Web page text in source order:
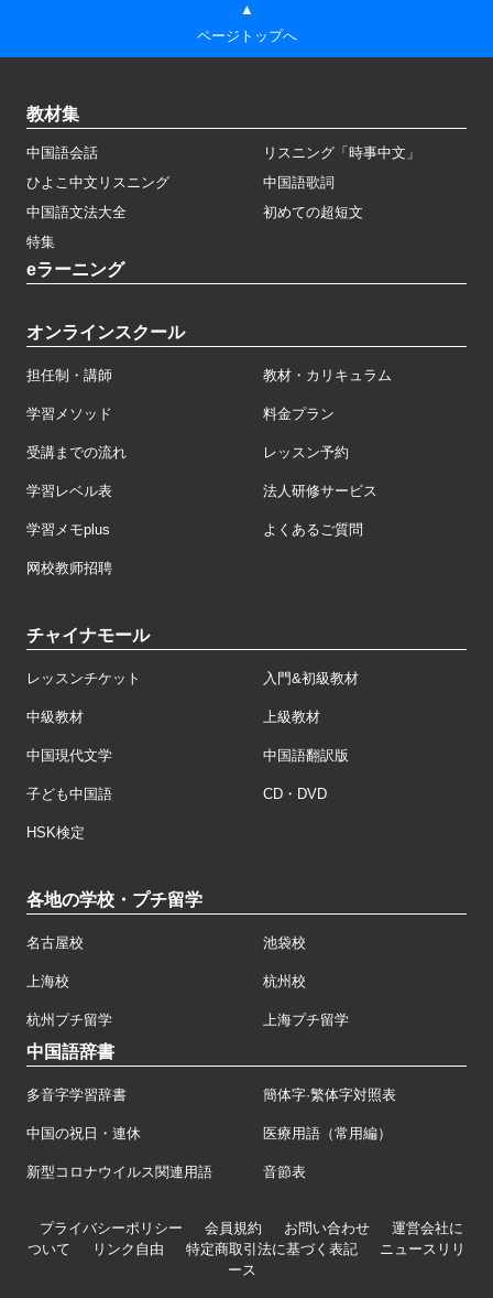
▲
ページトップへ
教材集
中国語会話
リスニング「時事中文」
ひよこ中文リスニング
中国語歌詞
中国語文法大全
初めての超短文
特集
eラーニング
オンラインスクール
担任制・講師 教材・カリキュラム
学習メソッド 料金プラン
受講までの流れ レッスン予約
学習レベル表 法人研修サービス
学習メモplus よくあるご質問
网校教师招聘
チャイナモール
レッスンチケット 入門&初級教材
中級教材 上級教材
中国現代文学 中国語翻訳版
子ども中国語 CD・DVD
HSK検定
各地の学校・プチ留学
名古屋校 池袋校
上海校 杭州校
杭州プチ留学 上海プチ留学
中国語辞書
多音字学習辞書 簡体字·繁体字対照表
中国の祝日・連休 医療用語（常用編）
新型コロナウイルス関連用語 音節表
プライバシーポリシー 会員規約 お問い合わせ
運営会社に
ついて
リンク自由 特定商取引法に基づく表記
ニュースリリ
ース